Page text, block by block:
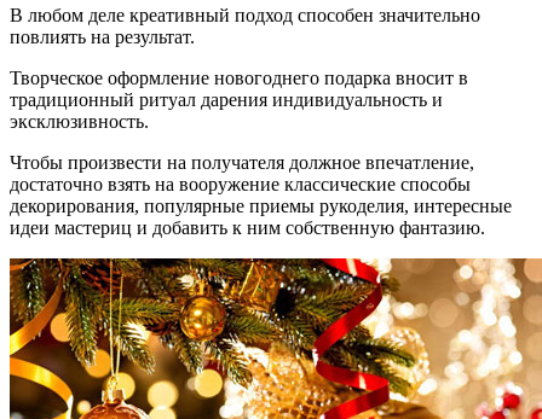
В любом деле креативный подход способен значительно
повлиять на результат.
Творческое оформление новогоднего подарка вносит в
традиционный ритуал дарения индивидуальность и
эксклюзивность.
Чтобы произвести на получателя должное впечатление,
достаточно взять на вооружение классические способы
декорирования, популярные приемы рукоделия, интересные
идеи мастериц и добавить к ним собственную фантазию.